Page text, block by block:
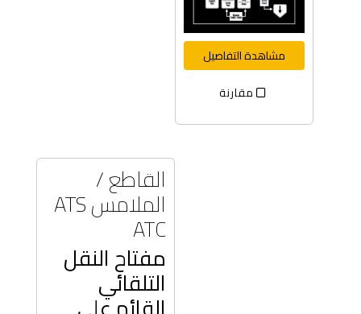
مشاهدة التفاصيل
مقارنة
القاطع /
الملامس ATS
ATC
مفتاح النقل
التلقائي